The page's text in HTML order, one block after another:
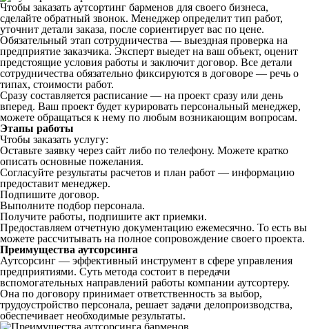
Чтобы заказать аутсортинг барменов для своего бизнеса,
сделайте обратный звонок. Менеджер определит тип работ,
уточнит детали заказа, после сориентирует вас по цене.
Обязательный этап сотрудничества — выездная проверка на
предприятие заказчика. Эксперт выедет на ваш объект, оценит
предстоящие условия работы и заключит договор. Все детали
сотрудничества обязательно фиксируются в договоре — речь о
типах, стоимости работ.
Сразу составляется расписание — на проект сразу или день
вперед. Ваш проект будет курировать персональный менеджер,
можете обращаться к нему по любым возникающим вопросам.
Этапы работы
Чтобы заказать услугу:
Оставьте заявку через сайт либо по телефону. Можете кратко
описать основные пожелания.
Согласуйте результаты расчетов и план работ — информацию
предоставит менеджер.
Подпишите договор.
Выполните подбор персонала.
Получите работы, подпишите акт приемки.
Предоставляем отчетную документацию ежемесячно. То есть вы
можете рассчитывать на полное сопровождение своего проекта.
Преимущества аутсорсинга
Аутсорсинг — эффективный инструмент в сфере управления
предприятиями. Суть метода состоит в передачи
вспомогательных направлений работы компании аутсортеру.
Она по договору принимает ответственность за выбор,
трудоустройство персонала, решает задачи делопроизводства,
обеспечивает необходимые результаты.